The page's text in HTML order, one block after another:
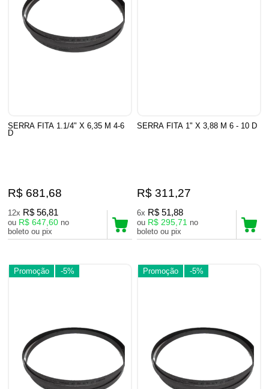
SERRA FITA 1.1/4" X 6,35 M 4-6
D
R$ 681,68
12x R$ 56,81
ou R$ 647,60 no
boleto ou pix
SERRA FITA 1" X 3,88 M 6 - 10 D
R$ 311,27
6x R$ 51,88
ou R$ 295,71 no
boleto ou pix
Promoção -5% Promoção -5%